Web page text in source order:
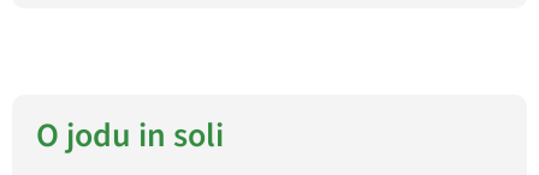
O jodu in soli